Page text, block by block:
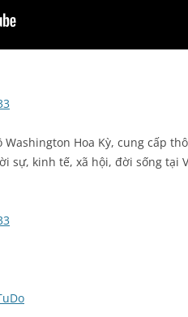
Hoa Kỳ, cung cấp
sự, kinh tế, xã hội, đời sống tại